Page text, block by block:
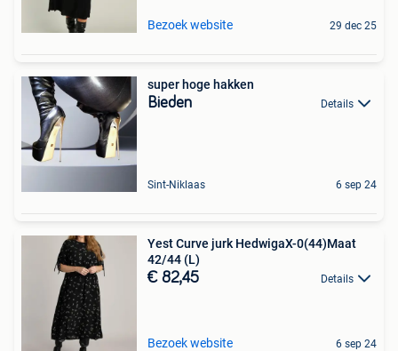
Bezoek website 29 dec 25
super hoge hakken
Bieden Details
Sint-Niklaas 6 sep 24
Yest Curve jurk HedwigaX-0(44)Maat
42/44 (L)
€ 82,45 Details
Bezoek website 6 sep 24